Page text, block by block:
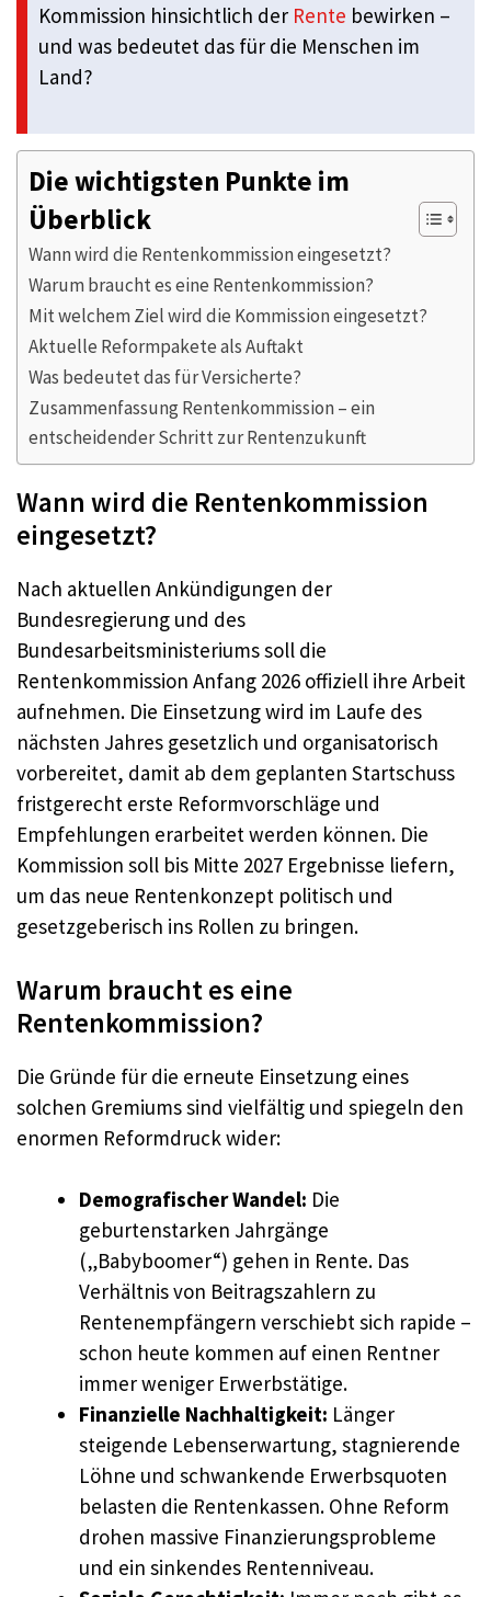
Kommission hinsichtlich der Rente bewirken –
und was bedeutet das für die Menschen im
Land?
Die wichtigsten Punkte im
Überblick
Wann wird die Rentenkommission eingesetzt?
Warum braucht es eine Rentenkommission?
Mit welchem Ziel wird die Kommission eingesetzt?
Aktuelle Reformpakete als Auftakt
Was bedeutet das für Versicherte?
Zusammenfassung Rentenkommission – ein
entscheidender Schritt zur Rentenzukunft
Wann wird die Rentenkommission
eingesetzt?
Nach aktuellen Ankündigungen der
Bundesregierung und des
Bundesarbeitsministeriums soll die
Rentenkommission Anfang 2026 offiziell ihre Arbeit
aufnehmen. Die Einsetzung wird im Laufe des
nächsten Jahres gesetzlich und organisatorisch
vorbereitet, damit ab dem geplanten Startschuss
fristgerecht erste Reformvorschläge und
Empfehlungen erarbeitet werden können. Die
Kommission soll bis Mitte 2027 Ergebnisse liefern,
um das neue Rentenkonzept politisch und
gesetzgeberisch ins Rollen zu bringen.
Warum braucht es eine
Rentenkommission?
Die Gründe für die erneute Einsetzung eines
solchen Gremiums sind vielfältig und spiegeln den
enormen Reformdruck wider:
Demografischer Wandel: Die
geburtenstarken Jahrgänge
(„Babyboomer“) gehen in Rente. Das
Verhältnis von Beitragszahlern zu
Rentenempfängern verschiebt sich rapide –
schon heute kommen auf einen Rentner
immer weniger Erwerbstätige.
Finanzielle Nachhaltigkeit: Länger
steigende Lebenserwartung, stagnierende
Löhne und schwankende Erwerbsquoten
belasten die Rentenkassen. Ohne Reform
drohen massive Finanzierungsprobleme
und ein sinkendes Rentenniveau.